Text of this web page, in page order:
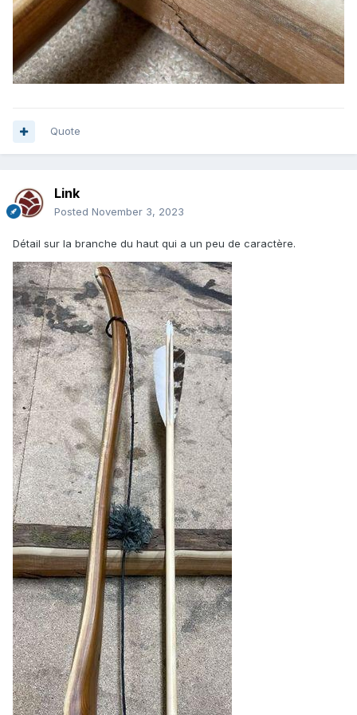
Quote
Link
Posted November 3, 2023
Détail sur la branche du haut qui a un peu de caractère.